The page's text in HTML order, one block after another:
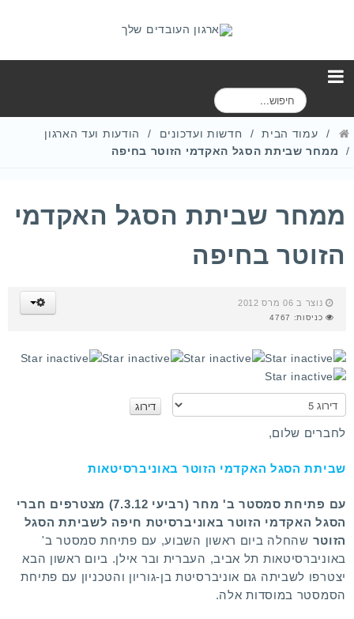
ח
י
ש
עמוד הבית חדשות ועדכונים
הודעות ועד הארגון
ממחר שביתת הסגל האקדמי הזוטר בחיפה
ממחר שביתת הסגל האקדמי
הזוטר בחיפה
נוצר ב 06 מרס 2012
כניסות: 4767
נ
א
ר
לחברים שלום,
שביתת הסגל האקדמי הזוטר באוניברסיטאות
עם פתיחת סמסטר ב' מחר (רביעי 7.3.12) מצטרפים חברי
הסגל האקדמי הזוטר באוניברסיטת חיפה לשביתת הסגל
הזוטר שהחלה ביום ראשון השבוע, עם פתיחת סמסטר ב'
באוניברסיטאות תל אביב, העברית ובר אילן. ביום ראשון הבא
יצטרפו לשביתה גם אוניברסיטת בן-גוריון והטכניון עם פתיחת
הסמסטר במוסדות אלה.